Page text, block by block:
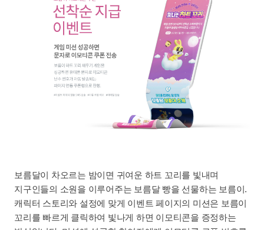
보름달이 차오르는 밤이면 귀여운 하트 꼬리를 빛내며
지구인들의 소원을 이루어주는 보름달 빵을 선물하는 보름이.
캐릭터 스토리와 설정에 맞게 이벤트 페이지의 미션은 보름이
꼬리를 빠르게 클릭하여 빛나게 하면 이모티콘을 증정하는